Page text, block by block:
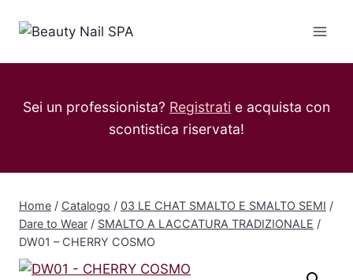
Sei un professionista? Registrati e acquista con
scontistica riservata!
Home / Catalogo / 03 LE CHAT SMALTO E SMALTO SEMI /
Dare to Wear / SMALTO A LACCATURA TRADIZIONALE /
DW01 – CHERRY COSMO